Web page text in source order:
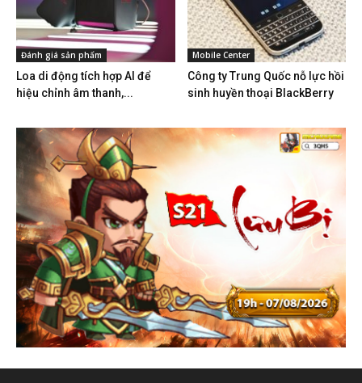
Đánh giá sản phẩm
Loa di động tích hợp AI để
hiệu chỉnh âm thanh,...
Mobile Center
Công ty Trung Quốc nỗ lực hồi
sinh huyền thoại BlackBerry